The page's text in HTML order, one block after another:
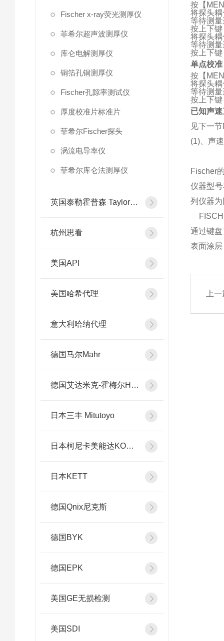
Fischer x-ray荧光测厚仪
菲希尔超声波测厚仪
库仑电解测厚仪
铜箔孔铜测厚仪
Fischer孔隙率测试仪
厚度校准片标准片
菲希尔Fischer探头
涡流电导率仪
菲希尔库仑法测厚仪
英国泰勒霍普森 Taylor Hobson
杭州思看
美国API
美国哈希代理
意大利哈纳代理
德国马尔Mahr
德国艾达米克-霍梅尔Hommel
日本三丰 Mitutoyo
日本柯尼卡美能达KONICA MINOLTA
日本KETT
德国Qnix尼克斯
德国BYK
德国EPK
美国GE无损检测
美国SDI
按【
将探头
等待测
按上下
将探头
等待测
按上下
单点校
按【
将探头
等待测
按上下
已知声
见下一
(1)、声
Fischer
仪器型
列仪器
通过键
表面涂
上